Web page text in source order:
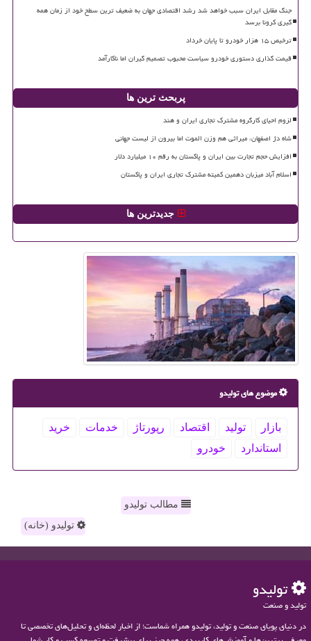
جنگ مقابل ایران سبب خواهد شد رشد اقتصادی جهان به ضعیف ترین سطح خود از زمان همه
گیری کرونا برسد
ترخیص ۱۵ هزار خودرو تا پایان خرداد
قیمت گذاری دستوری خودرو سیاست محبوب تصمیم گیران اما ناکارآمد
پربحث ترین ها
لزوم احیای کارگروه مشترک تجاری ایران و هند
شاه دژ اصفهان، میراثی هم وزن الموت اما بیرون از لیست جهانی
افزایش حجم تجارت بین ایران و پاکستان به رقم ۱۰ میلیارد دلار
اسلام آباد میزبان دهمین کمیته مشترک تجاری ایران و پاکستان
جدیدترین ها
موضوع های تولیدو
بازار تولید اقتصاد رپورتاژ خدمات
خرید
استاندارد
خودرو
مطالب تولیدو
تولیدو (خانه)
تولیدو
تولید و صنعت
در دنیای پویای صنعت و تولید، تولیدو همراه شماست؛ از اخبار لحظه‌ای و تحلیل‌های تخصصی تا